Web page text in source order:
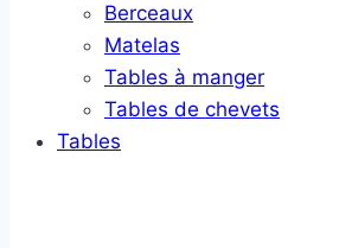
Berceaux
Matelas
Tables à manger
Tables de chevets
Tables